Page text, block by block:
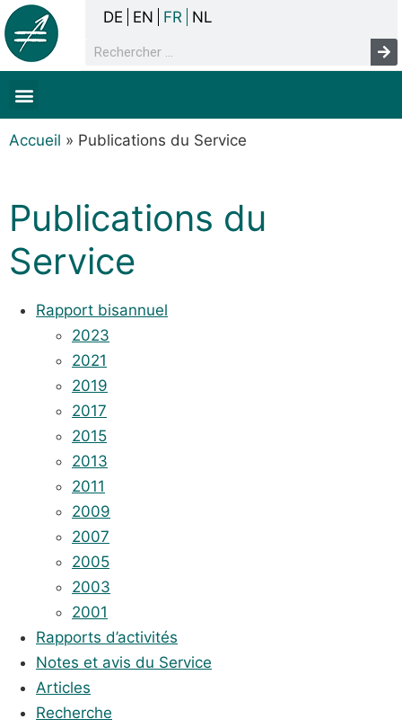
DE EN FR NL
Accueil » Publications du Service
Publications du
Service
Rapport bisannuel
2023
2021
2019
2017
2015
2013
2011
2009
2007
2005
2003
2001
Rapports d’activités
Notes et avis du Service
Articles
Recherche